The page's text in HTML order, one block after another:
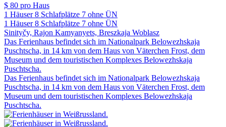
$ 80 pro Haus
1 Häuser 8 Schlafplätze 7 ohne ÜN
1 Häuser 8 Schlafplätze 7 ohne ÜN
Sinityčy, Rajon Kamyanyets, Breszkaja Woblasz
Das Ferienhaus befindet sich im Nationalpark Belowezhskaja
Puschtscha, in 14 km von dem Haus von Väterchen Frost, dem
Museum und dem touristischen Komplexes Belowezhskaja
Puschtscha.
Das Ferienhaus befindet sich im Nationalpark Belowezhskaja
Puschtscha, in 14 km von dem Haus von Väterchen Frost, dem
Museum und dem touristischen Komplexes Belowezhskaja
Puschtscha.